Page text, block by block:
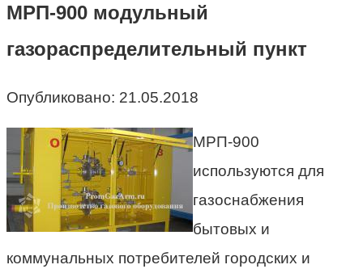
МРП-900 модульный
газораспределительный пункт
Опубликовано: 21.05.2018
МРП-900
используются для
газоснабжения
бытовых и
коммунальных потребителей городских и